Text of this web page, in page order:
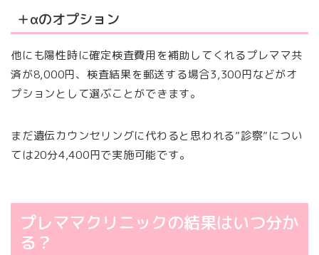
＋αのオプション
他にも陽性時に確定検査費用を補助してくれるプレママ共
済が8,000円、検査結果を郵送する場合3,300円などがオ
プションとして選ぶことができます。
まだ遺伝カウンセリングに代わると思われる”診察”につい
ては20分4,400円で実施可能です。
プレママクリニックの結果はいつ分か
る？